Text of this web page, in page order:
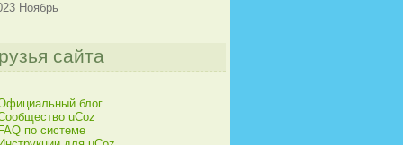
Ноябрь
сайта
блог
uCoz
FAQ по системе